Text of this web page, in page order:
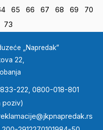
65 66 67 68 69
70
73
„Napredak”
22,
222, 0800-018-801
poziv)
s